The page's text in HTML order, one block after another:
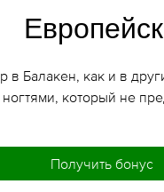
Балакен, как и в
который не
Получить бонус